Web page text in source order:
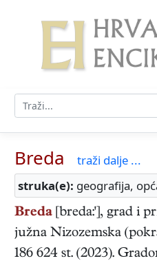
Breda
traži dalje ...
struka(e): geografija,
Breda [breda:'], grad i
južna Nizozemska
186 624 st. (2023).